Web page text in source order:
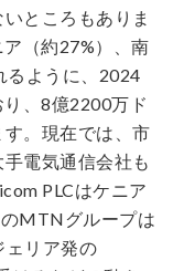
ところもありま
（約27%）、南
るように、2024
、8億2200万ド
。現在では、市
電気通信会社も
PLCはケニア
MTNグループは
リア発の